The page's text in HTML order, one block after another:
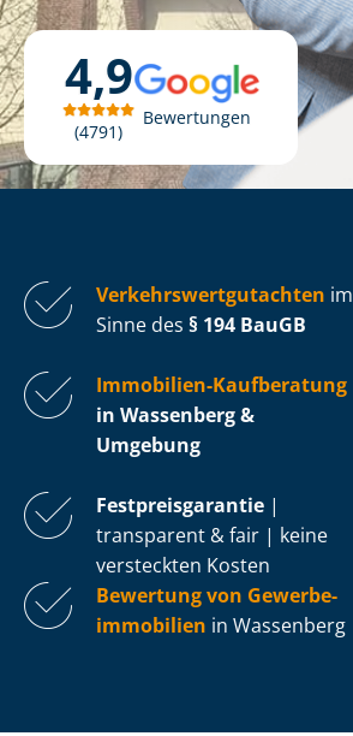
4,9
4791
Bewertungen
Ver­kehrs­wert­gut­ach­ten im
Sinne des § 194 BauGB
Immobilien-Kaufberatung
in Wassenberg &
Umgebung
Fest­preis­ga­ran­tie |
transparent & fair | keine
versteckten Kosten
Bewertung von Ge­wer­be­
im­mo­bi­li­en in Wassenberg